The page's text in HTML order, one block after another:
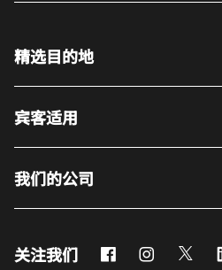
精选目的地
宾客适用
我们的公司
关注我们 FacebookInstagram